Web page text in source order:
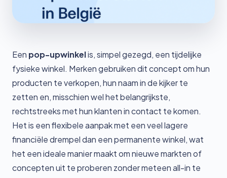
Een pop-upwinkelis, simpel gezegd, een tijdelijke
fysieke winkel. Merken gebruiken dit concept om hun
producten te verkopen, hun naam in de kijker te
zetten en, misschien wel het belangrijkste,
rechtstreeks met hun klanten in contact te komen.
Het is een flexibele aanpak met een veel lagere
financiële drempel dan een permanente winkel, wat
het een ideale manier maakt om nieuwe markten of
concepten uit te proberen zonder meteen all-in te